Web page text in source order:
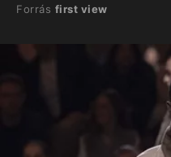
Forrás first view